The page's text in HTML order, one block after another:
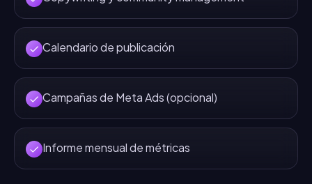
Calendario de publicación
Campañas de Meta Ads (opcional)
Informe mensual de métricas